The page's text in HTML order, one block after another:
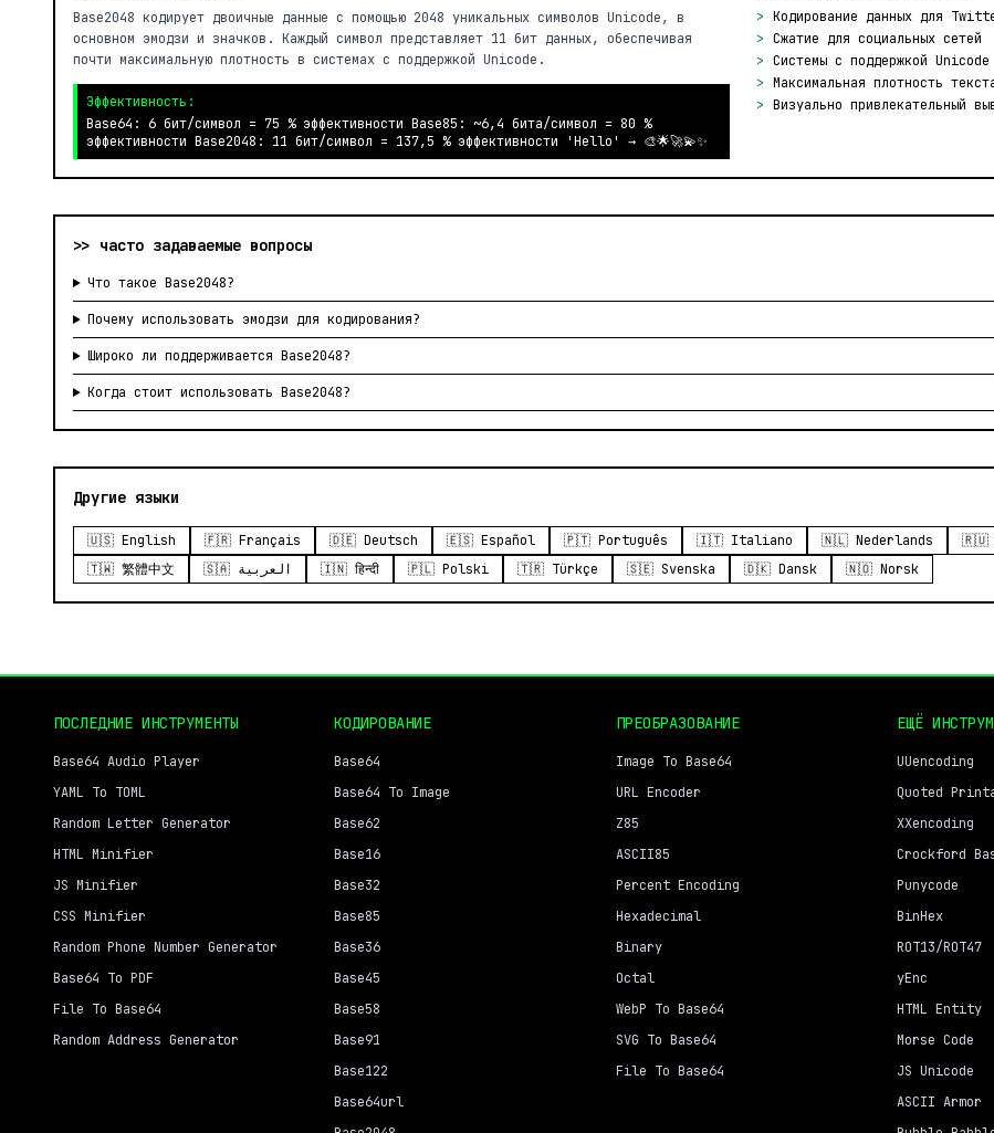
Base2048 кодирует двоичные данные с помощью 2048 уникальных символов Unicode, в
основном эмодзи и значков. Каждый символ представляет 11 бит данных, обеспечивая
почти максимальную плотность в системах с поддержкой Unicode.
Эффективность:
Base64: 6 бит/символ = 75 % эффективности Base85: ~6,4 бита/символ = 80 %
эффективности Base2048: 11 бит/символ = 137,5 % эффективности 'Hello' → 🎨🌟🚀💫✨
> Кодирование данных для
> Сжатие для социальных сетей
> Системы с поддержкой Unicode
> Максимальная плотность
> Визуально привлекательный
>> часто задаваемые вопросы
Что такое Base2048?
Почему использовать эмодзи для кодирования?
Широко ли поддерживается Base2048?
Когда стоит использовать Base2048?
Другие языки
🇺🇸 English 🇫🇷 Français 🇩🇪 Deutsch 🇪🇸 Español 🇵🇹 Português 🇮🇹 Italiano 🇳🇱 Nederlands 🇷🇺
🇹🇼 繁體中文
🇸🇦 العربية 🇮🇳 हिन्दी 🇵🇱 Polski 🇹🇷 Türkçe 🇸🇪 Svenska 🇩🇰 Dansk 🇳🇴 Norsk
ПОСЛЕДНИЕ ИНСТРУМЕНТЫ
Base64 Audio Player
YAML To TOML
Random Letter Generator
HTML Minifier
JS Minifier
CSS Minifier
Random Phone Number Generator
Base64 To PDF
File To Base64
Random Address Generator
КОДИРОВАНИЕ
Base64
Base64 To Image
Base62
Base16
Base32
Base85
Base36
Base45
Base58
Base91
Base122
Base64url
ПРЕОБРАЗОВАНИЕ
Image To Base64
URL Encoder
Z85
ASCII85
Percent Encoding
Hexadecimal
Binary
Octal
WebP To Base64
SVG To Base64
File To Base64
ЕЩЁ
UUencoding
Quoted
XXencoding
Crockford
Punycode
BinHex
ROT13/ROT47
yEnc
HTML Entity
Morse Code
JS Unicode
ASCII Armor